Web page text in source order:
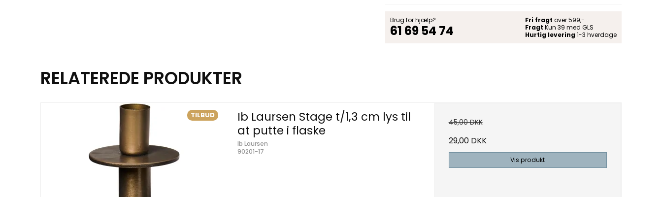
Brug for hjælp?
61 69 54 74
Fri fragt over 599,-
Fragt Kun 39 med GLS
Hurtig levering 1-3 hverdage
RELATEREDE PRODUKTER
TILBUD
Ib Laursen Stage t/1,3 cm lys til
at putte i flaske
Ib Laursen
90201-17
45,00 DKK
29,00 DKK
Vis produkt